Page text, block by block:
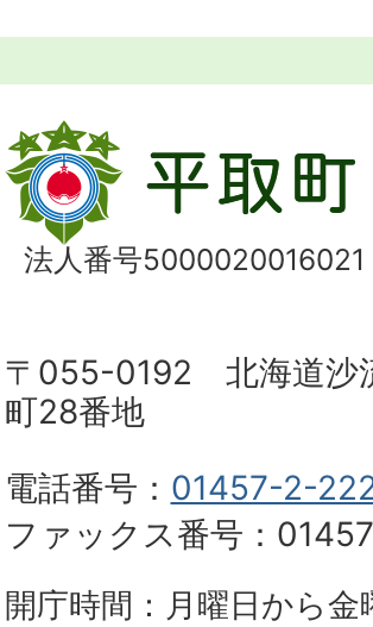
法人番号5000020016021
〒055-0192 北海道沙
町28番地
電話番号： 01457-2-
ファックス番号：
開庁時間：月曜日から